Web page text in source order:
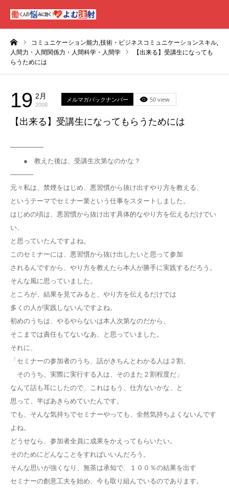
コミュニケーション能力,技術・ビジネスコミュニケーションスキル,
人間力・人間関係力・人間科学・人間学
【出来る】受講生になっても
らうためには
19 2月
2008
メルマガバックナンバー 50 view
【出来る】受講生になってもらうためには
━━━━━
● 教えた後は、受講生次第なのかな？
─────
元々私は、禁煙をはじめ、悪習慣から抜け出すやり方を教える、
というテーマでセミナー業という仕事をスタートしました。
はじめの頃は、悪習慣から抜け出す具体的なやり方を伝えるだけでい
い、
と思っていたんですよね。
このセミナーには、悪習慣から抜け出したいと思って参加
されるんですから、やり方を教えたら本人が勝手に実践するだろう。
そんな風に思っていました。
ところが、結果を見てみると、やり方を伝えるだけでは
多くの人が実践しないんですよね。
初めのうちは、やるやらないは本人次第なのだから、
そこまでは責任もてないなあ、と思っていました。
それに、
「セミナーの参加者のうち、話がきちんとわかる人は２割、
そのうち、実際に実行する人は、そのまた２割程度だ」
なんて話も耳にしたので、これはもう、仕方ないかな、と
思って、半ばあきらめていたんです。
でも、そんな気持ちでセミナーやっても、全然気持ちよくないんです
よね。
どうせなら、参加者全員に成果をかえってもらいたい。
そのためにどんなことをすればいいんだろう。
そんな思いが強くなり、無茶は承知で、１００％の結果を出す
セミナーの創意工夫を始め、今も取り組んでいるのであります。